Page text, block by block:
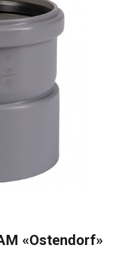
«Ostendorf»